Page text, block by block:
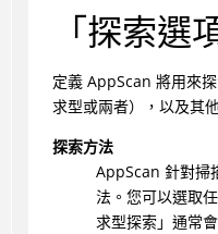
「探索選
定義 AppScan 將用來
求型或兩者），以及其
探索方法
AppScan 針對掃
法。您可以選取
求型探索」通常